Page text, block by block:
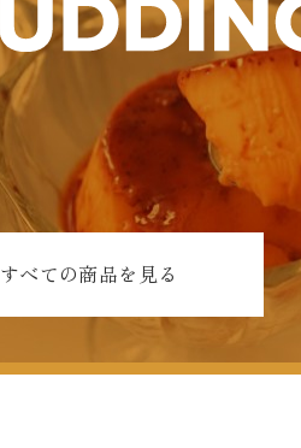
すべての商品を見る